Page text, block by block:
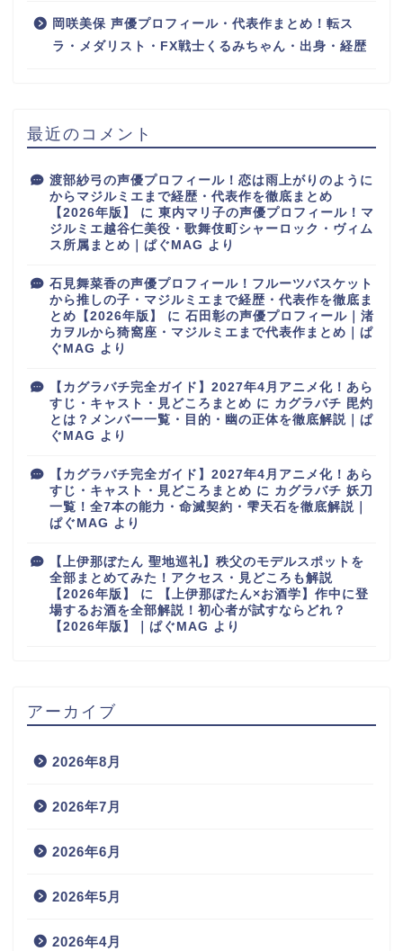
岡咲美保 声優プロフィール・代表作まとめ！転ス
ラ・メダリスト・FX戦士くるみちゃん・出身・経歴
最近のコメント
渡部紗弓の声優プロフィール！恋は雨上がりのように
からマジルミエまで経歴・代表作を徹底まとめ
【2026年版】
に 東内マリ子の声優プロフィール！マ
ジルミエ越谷仁美役・歌舞伎町シャーロック・ヴィム
ス所属まとめ｜ぱぐMAG より
石見舞菜香の声優プロフィール！フルーツバスケット
から推しの子・マジルミエまで経歴・代表作を徹底ま
とめ【2026年版】
に 石田彰の声優プロフィール｜渚
カヲルから猗窩座・マジルミエまで代表作まとめ｜ぱ
ぐMAG より
【カグラバチ完全ガイド】2027年4月アニメ化！あら
すじ・キャスト・見どころまとめ に カグラバチ 毘灼
とは？メンバー一覧・目的・幽の正体を徹底解説｜ぱ
ぐMAG より
【カグラバチ完全ガイド】2027年4月アニメ化！あら
すじ・キャスト・見どころまとめ に カグラバチ 妖刀
一覧！全7本の能力・命滅契約・雫天石を徹底解説｜
ぱぐMAG より
【上伊那ぼたん 聖地巡礼】秩父のモデルスポットを
全部まとめてみた！アクセス・見どころも解説
【2026年版】
に
【上伊那ぼたん×お酒学】作中に登
場するお酒を全部解説！初心者が試すならどれ？
【2026年版】｜ぱぐMAG より
アーカイブ
2026年8月
2026年7月
2026年6月
2026年5月
2026年4月